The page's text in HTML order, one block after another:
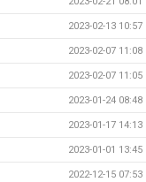
2023-02-13 10:57
2023-02-07 11:08
2023-02-07 11:05
2023-01-24 08:48
2023-01-17 14:13
2023-01-01 13:45
2022-12-15 07:53